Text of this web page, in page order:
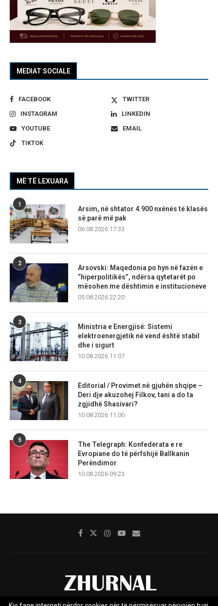
MEDIAT SOCIALE
FACEBOOK
TWITTER
INSTAGRAM
LINKEDIN
YOUTUBE
EMAIL
TIKTOK
MË TË LEXUARA
1
Arsim, në shtator 4.900 nxënës të klasës
së parë më pak
06.08.2026 17:33
2
Arsovski: Maqedonia po hyn në fazën e
“hiperpolitikës”, ndërsa qytetarët po
mësohen me dështimin e institucioneve
05.08.2026 22:20
3
Ministria e Energjisë: Sistemi
elektroenergjetik në vend është stabil
dhe i sigurt
10.08.2026 11:07
4
Editorial / Provimet në gjuhën shqipe –
Deri dje akuzohej Filkov, tani a do ta
zgjidhë Shasivari?
10.08.2026 11:00
5
The Telegraph: Konfederata e re
Evropiane do të përfshijë Ballkanin
Perëndimor
10.08.2026 09:23